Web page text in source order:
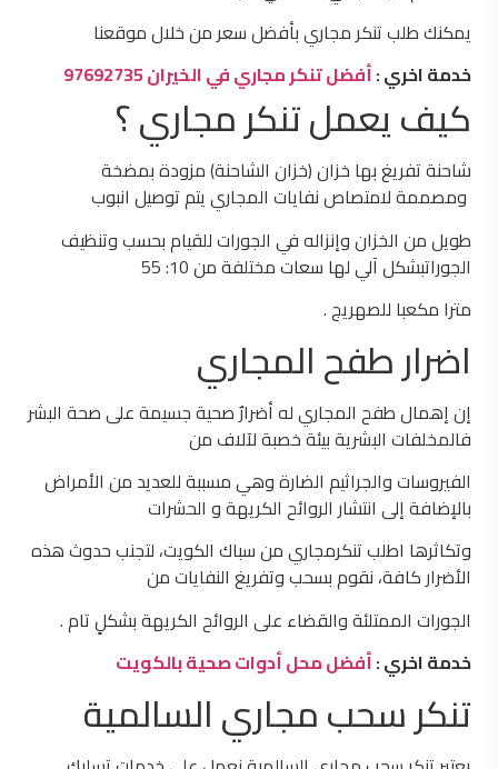
يمكنك طلب تنكر مجاري بأفضل سعر من خلال موقعنا
​خدمة اخري :أفضل تنكر مجاري في الخيران 97692735
كيف يعمل تنكر مجاري ؟
شاحنة تفريغ بها خزان (خزان الشاحنة) مزودة بمضخة
ومصممة لامتصاص نفايات المجاري يتم توصيل انبوب
طويل من الخزان وإنزاله في الجورات للقيام بحسب وتنظيف
الجوراتبشكل آلي لها سعات مختلفة من 10: 55
مترا مكعبا للصهريج .
​اضرار طفح المجاري
إن إهمال طفح المجاري له أضرارٌ صحية جسيمة على صحة البشر
فالمخلفات البشرية بيئة خصبة لآلاف من
الفيروسات والجراثيم الضارة وهي مسببة للعديد من الأمراض
بالإضافة إلى انتشار الروائح الكريهة و الحشرات
وتكاثرها اطلب تنكرمجاري من سباك الكويت، لتجنب حدوث هذه
الأضرار كافة، نقوم بسحب وتفريغ النفايات من
الجورات الممتلئة والقضاء على الروائح الكريهة بشكلٍ تام .
خدمة اخري :أفضل محل أدوات صحية بالكويت
تنكر سحب مجاري السالمية